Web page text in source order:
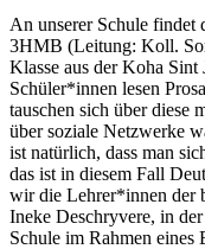
An unserer Schule findet
3HMB (Leitung: Koll.
Klasse aus der Koha
Schüler*innen lesen
tauschen sich über diese
über soziale Netzwerke
ist natürlich, dass man
das ist in diesem Fall
wir die Lehrer*innen der
Ineke Deschryvere, in
Schule im Rahmen eines